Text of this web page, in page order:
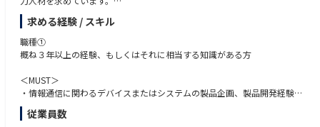
＜概要＞
「つながる」技術でクルマの新しい魅力、新価値を創造し、モビリティ社
会の発展に貢献するため、車載用通信機器を開発しています。車載用通信
する通信端末機器(DCM：Data Communication Module)の開発や、端末の
制御・通信仕様の開発を実施しています。
＜詳細＞
求める経験 / スキル
職種①
概ね３年以上の経験、もしくはそれに相当する知識がある方
＜MUST＞
・情報通信に関わるデバイスまたはシステムの製品企画、製品開発経験
＜WANT＞
従業員数